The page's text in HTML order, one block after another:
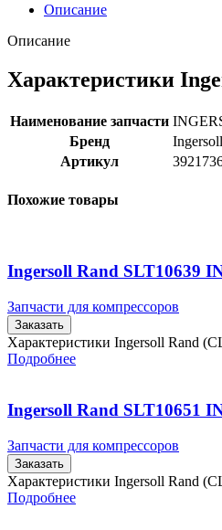
Описание
Описание
Характеристики
Наименование запчасти
Бренд
Артикул
Похожие товары
Ingersoll Rand SLT10639
Запчасти для компрессоров
Заказать
Характеристики Ingersoll Rand
Подробнее
Ingersoll Rand SLT10651
Запчасти для компрессоров
Заказать
Характеристики Ingersoll Rand
Подробнее